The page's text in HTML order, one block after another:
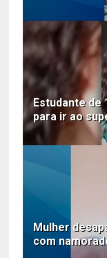
Estudante de
para ir ao
Mulher
com